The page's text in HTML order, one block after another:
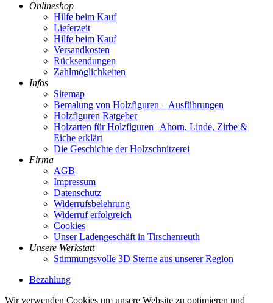
Onlineshop
Hilfe beim Kauf
Lieferzeit
Hilfe beim Kauf
Versandkosten
Rücksendungen
Zahlmöglichkeiten
Infos
Sitemap
Bemalung von Holzfiguren – Ausführungen
Holzfiguren Ratgeber
Holzarten für Holzfiguren | Ahorn, Linde, Zirbe &
Eiche erklärt
Die Geschichte der Holzschnitzerei
Firma
AGB
Impressum
Datenschutz
Widerrufsbelehrung
Widerruf erfolgreich
Cookies
Unser Ladengeschäft in Tirschenreuth
Unsere Werkstatt
Stimmungsvolle 3D Sterne aus unserer Region
Bezahlung
Wir verwenden Cookies um unsere Website zu optimieren und